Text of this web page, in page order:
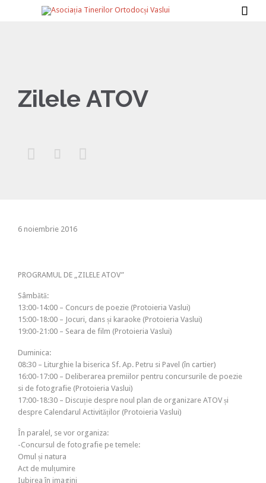

Zilele ATOV
  
6 noiembrie 2016
PROGRAMUL DE „ZILELE ATOV”
Sâmbătă:
13:00-14:00 – Concurs de poezie (Protoieria Vaslui)
15:00-18:00 – Jocuri, dans și karaoke (Protoieria Vaslui)
19:00-21:00 – Seara de film (Protoieria Vaslui)
Duminica:
08:30 – Liturghie la biserica Sf. Ap. Petru si Pavel (în cartier)
16:00-17:00 – Deliberarea premiilor pentru concursurile de poezie
si de fotografie (Protoieria Vaslui)
17:00-18:30 – Discuție despre noul plan de organizare ATOV și
despre Calendarul Activităților (Protoieria Vaslui)
În paralel, se vor organiza:
-Concursul de fotografie pe temele:
Omul și natura
Act de mulțumire
Iubirea în imagini